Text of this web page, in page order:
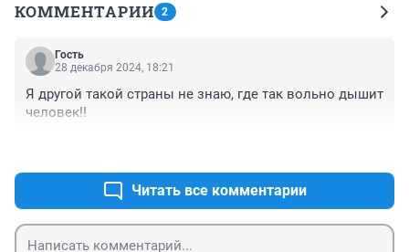
КОММЕНТАРИИ 2
Гость
28 декабря 2024, 18:21
Я другой такой страны не знаю, где так вольно дышит
человек!!
Читать все комментарии